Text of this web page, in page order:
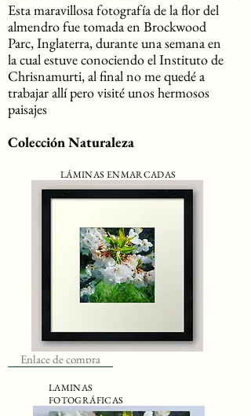
​Esta maravillosa fotografía de la flor del
almendro fue tomada en Brockwood
Parc, Inglaterra, durante una semana en
la cual estuve conociendo el Instituto de
Chrisnamurti, al final no me quedé a
trabajar allí pero visité unos hermosos
paisajes
Colección Naturaleza
LÁMINAS ENMARCADAS
Enlace de compra
LAMINAS
FOTOGRÁFICAS